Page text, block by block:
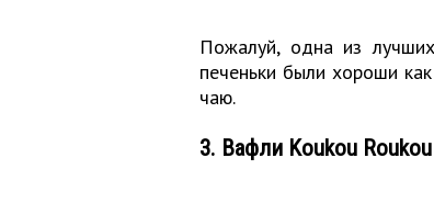
Пожалуй, одна из
печеньки были хороши
чаю.
3. Вафли Koukou Roukou